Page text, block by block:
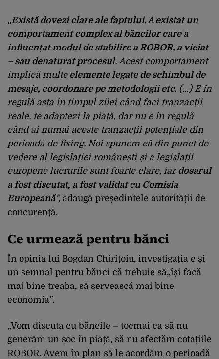
„Există dovezi clare ale faptului. A existat un
comportament complex al băncilor care a
influențat modul de stabilire a ROBOR, a viciat
– sau denaturat procesul. Acest comportament
implică multeelemente legate de schimbul de
mesaje, coordonare pe metodologii etc. (…) E în
regulă asta în timpul zilei când faci tranzacții
reale, te adaptezi la piață, dar nu e în regulă
când ai numai aceste tranzacții potențiale din
perioada de fixing. Noi spunem că din punct de
vedere al legislației românești și a legislații
europene lucrurile sunt foarte clare, iar dosarul
a fost discutat, a fost validat cu Comisia
Europeană”,adaugă președintele autorității de
concurență.
Ce urmează pentru bănci
În opinia lui Bogdan Chirițoiu, investigația e și
un semnal pentru bănci că trebuie să„își facă
mai bine treaba, să servească mai bine
economia”.
„Vom discuta cu băncile – tocmai ca să nu
generăm un șoc în piață, să nu afectăm cotațiile
ROBOR. Avem în plan să le acordăm o perioadă